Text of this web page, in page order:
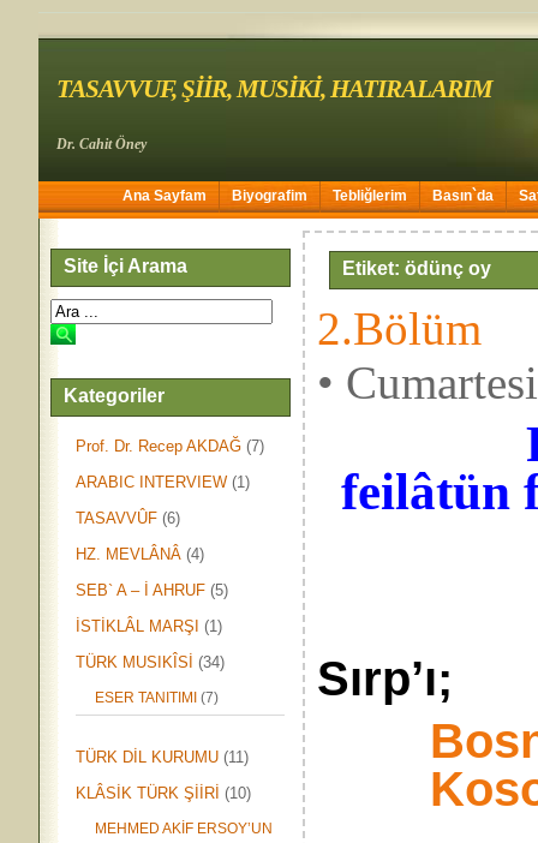
TASAVVUF, ŞİİR, MUSİKİ, HATIRALARIM
Dr. Cahit Öney
Ana Sayfam Biyografim Tebliğlerim Basın`da
Site İçi Arama
Kategoriler
Prof. Dr. Recep AKDAĞ (7)
ARABIC INTERVIEW (1)
TASAVVÛF (6)
HZ. MEVLÂNÂ (4)
SEB` A – İ AHRUF (5)
İSTİKLÂL MARŞI (1)
TÜRK MUSIKÎSİ (34)
ESER TANITIMI (7)
TÜRK DİL KURUMU (11)
KLÂSİK TÜRK ŞİİRİ (10)
MEHMED AKİF ERSOY’UN
Etiket: ödünç oy
2.Bölüm
•
feilâtün
Sırp’ı;